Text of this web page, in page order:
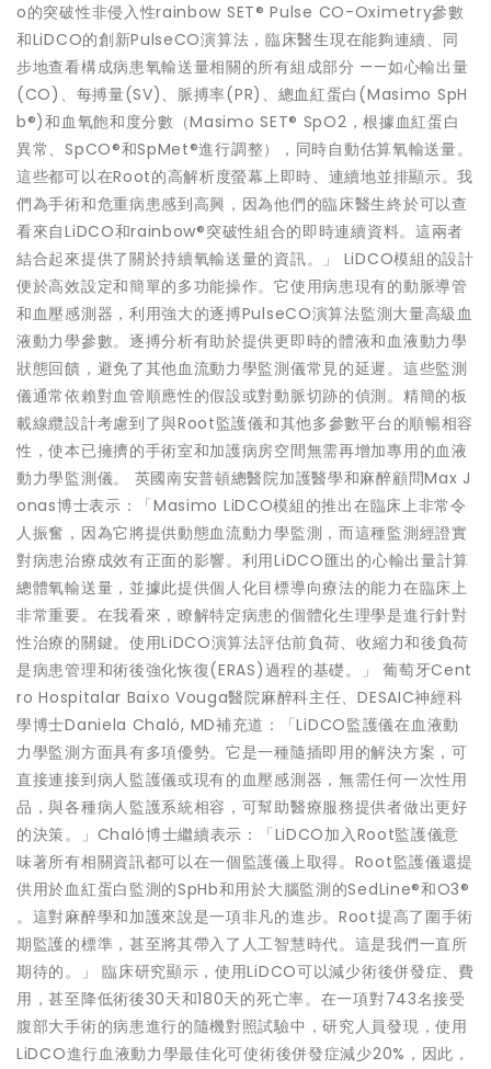
o的突破性非侵入性rainbow SET® Pulse CO-Oximetry參數
和LiDCO的創新PulseCO演算法，臨床醫生現在能夠連續、同
步地查看構成病患氧輸送量相關的所有組成部分 ——如心輸出量
(CO)、每搏量(SV)、脈搏率(PR)、總血紅蛋白(Masimo SpH
b®)和血氧飽和度分數（Masimo SET® SpO2，根據血紅蛋白
異常、SpCO®和SpMet®進行調整），同時自動估算氧輸送量。
這些都可以在Root的高解析度螢幕上即時、連續地並排顯示。我
們為手術和危重病患感到高興，因為他們的臨床醫生終於可以查
看來自LiDCO和rainbow®突破性組合的即時連續資料。這兩者
結合起來提供了關於持續氧輸送量的資訊。」 LiDCO模組的設計
便於高效設定和簡單的多功能操作。它使用病患現有的動脈導管
和血壓感測器，利用強大的逐搏PulseCO演算法監測大量高級血
液動力學參數。逐搏分析有助於提供更即時的體液和血液動力學
狀態回饋，避免了其他血流動力學監測儀常見的延遲。這些監測
儀通常依賴對血管順應性的假設或對動脈切跡的偵測。精簡的板
載線纜設計考慮到了與Root監護儀和其他多參數平台的順暢相容
性，使本已擁擠的手術室和加護病房空間無需再增加專用的血液
動力學監測儀。 英國南安普頓總醫院加護醫學和麻醉顧問Max J
onas博士表示：「Masimo LiDCO模組的推出在臨床上非常令
人振奮，因為它將提供動態血流動力學監測，而這種監測經證實
對病患治療成效有正面的影響。利用LiDCO匯出的心輸出量計算
總體氧輸送量，並據此提供個人化目標導向療法的能力在臨床上
非常重要。在我看來，瞭解特定病患的個體化生理學是進行針對
性治療的關鍵。使用LiDCO演算法評估前負荷、收縮力和後負荷
是病患管理和術後強化恢復(ERAS)過程的基礎。」 葡萄牙Cent
ro Hospitalar Baixo Vouga醫院麻醉科主任、DESAIC神經科
學博士Daniela Chaló, MD補充道：「LiDCO監護儀在血液動
力學監測方面具有多項優勢。它是一種隨插即用的解決方案，可
直接連接到病人監護儀或現有的血壓感測器，無需任何一次性用
品，與各種病人監護系統相容，可幫助醫療服務提供者做出更好
的決策。」Chaló博士繼續表示：「LiDCO加入Root監護儀意
味著所有相關資訊都可以在一個監護儀上取得。Root監護儀還提
供用於血紅蛋白監測的SpHb和用於大腦監測的SedLine®和O3®
。這對麻醉學和加護來說是一項非凡的進步。Root提高了圍手術
期監護的標準，甚至將其帶入了人工智慧時代。這是我們一直所
期待的。」 臨床研究顯示，使用LiDCO可以減少術後併發症、費
用，甚至降低術後30天和180天的死亡率。在一項對743名接受
腹部大手術的病患進行的隨機對照試驗中，研究人員發現，使用
LiDCO進行血液動力學最佳化可使術後併發症減少20%，因此，